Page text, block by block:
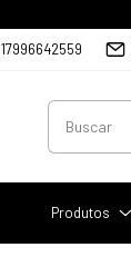
17996642559
Produtos